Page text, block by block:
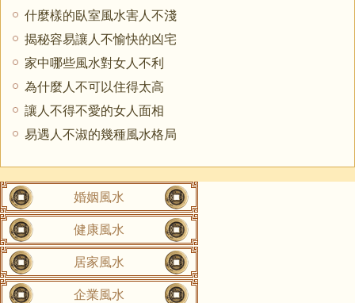
什麼樣的臥室風水害人不淺
揭秘容易讓人不愉快的凶宅
家中哪些風水對女人不利
為什麼人不可以住得太高
讓人不得不愛的女人面相
易遇人不淑的幾種風水格局
婚姻風水
健康風水
居家風水
企業風水